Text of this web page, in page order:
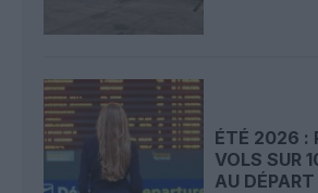
ÉTÉ 2026 :
VOLS SUR
AU